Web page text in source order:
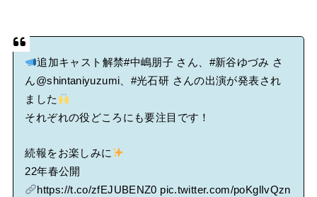
追加キャスト解禁#中嶋朋子 さん、 #新谷ゆづみ さ
ん@shintaniyuzumi、 #光石研 さんの出演が発表され
ました
それぞれの役どころにも要注目です！
続報をお楽しみに
22年春公開
https://t.co/zfEJUBENZ0 pic.twitter.com/poKglIvQzn